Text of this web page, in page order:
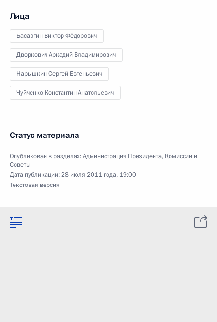
Лица
Басаргин Виктор Фёдорович
Дворкович Аркадий Владимирович
Нарышкин Сергей Евгеньевич
Чуйченко Константин Анатольевич
Статус материала
Опубликован в разделах:Администрация Президента, Комиссии и
Советы
Дата публикации:28 июля 2011 года, 19:00
Текстовая версия